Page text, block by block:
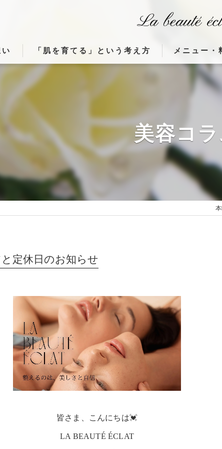
「肌を育てる」という考え方
「肌・心・体がつながる理由」
「施術でどんな変化が起こるのか」
「静かな時間が美しさを育てる理由」
メニュー・
使用機器（ウ
フランス製 高
貼るだけウ
フランス製
美容コ
定休日のお知らせ
皆さま、こんにちは💓
LA BEAUTÉ ÉCLAT